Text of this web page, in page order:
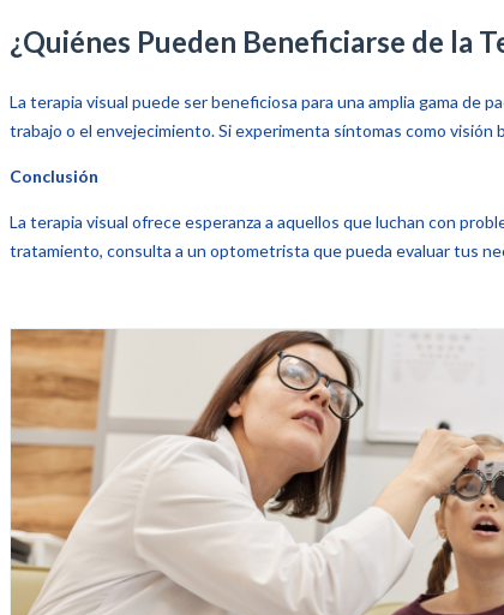
¿Quiénes Pueden Beneficiarse de la
La terapia visual puede ser beneficiosa para una amplia gama de
trabajo o el envejecimiento. Si experimenta síntomas como
Conclusión
La terapia visual ofrece esperanza a aquellos que luchan con
tratamiento, consulta a un optometrista que pueda evaluar tus